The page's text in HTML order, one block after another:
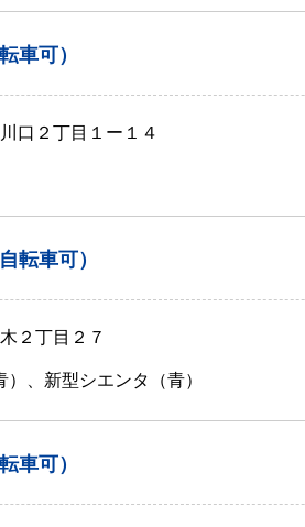
車可）
口２丁目１ー１４
転車可）
２丁目２７
、新型シエンタ（青）
車可）